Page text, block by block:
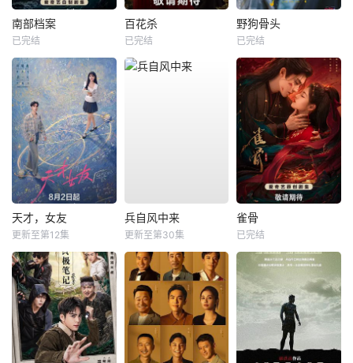
南部档案
已完结
百花杀
已完结
野狗骨头
已完结
天才，女友
更新至第12集
兵自风中来
更新至第30集
雀骨
已完结